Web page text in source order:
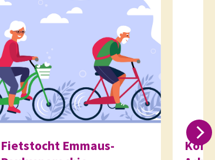
Fietstocht Emmaus-